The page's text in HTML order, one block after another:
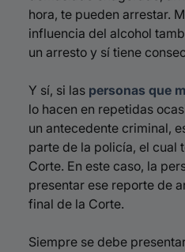
hora, te pueden arrestar.
influencia del alcohol
un arresto y sí tiene
Y sí, si las personas que
lo hacen en repetidas
un antecedente criminal,
parte de la policía, el cual
Corte. En este caso, la
presentar ese reporte de
final de la Corte.
Siempre se debe